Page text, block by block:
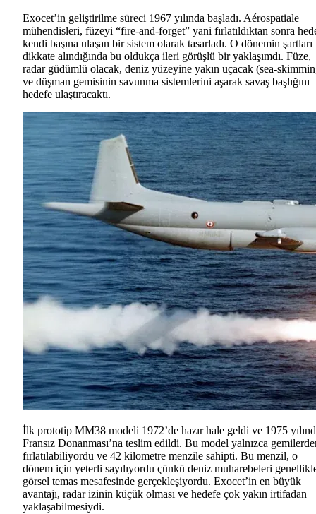
Exocet’in geliştirilme süreci 1967 yılında başladı. Aérospatiale
mühendisleri, füzeyi “fire-and-forget” yani fırlatıldıktan sonra
kendi başına ulaşan bir sistem olarak tasarladı. O dönemin şartları
dikkate alındığında bu oldukça ileri görüşlü bir yaklaşımdı. Füze,
radar güdümlü olacak, deniz yüzeyine yakın uçacak (sea-
ve düşman gemisinin savunma sistemlerini aşarak savaş başlığını
hedefe ulaştıracaktı.
İlk prototip MM38 modeli 1972’de hazır hale geldi ve 1975
Fransız Donanması’na teslim edildi. Bu model yalnızca
fırlatılabiliyordu ve 42 kilometre menzile sahipti. Bu menzil, o
dönem için yeterli sayılıyordu çünkü deniz muharebeleri
görsel temas mesafesinde gerçekleşiyordu. Exocet’in en büyük
avantajı, radar izinin küçük olması ve hedefe çok yakın irtifadan
yaklaşabilmesiydi.